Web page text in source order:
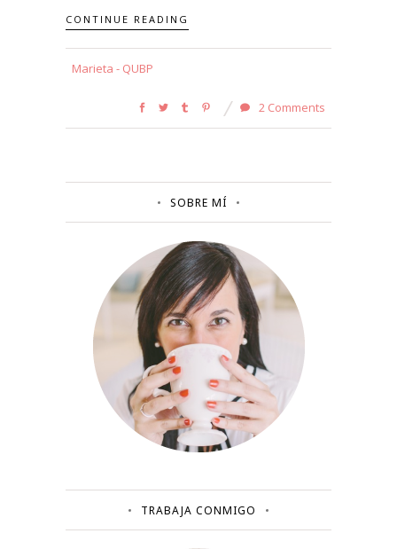
CONTINUE READING
Marieta - QUBP
2 Comments
SOBRE MÍ
TRABAJA CONMIGO